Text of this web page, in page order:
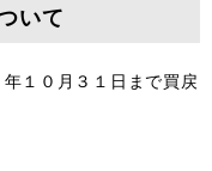
いて
１０月３１日まで買戻